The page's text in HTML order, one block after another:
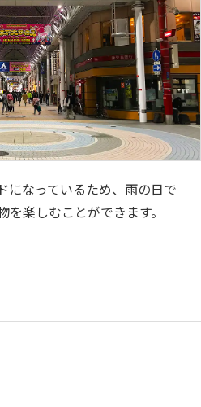
になっているため、雨の日で
楽しむことができます。